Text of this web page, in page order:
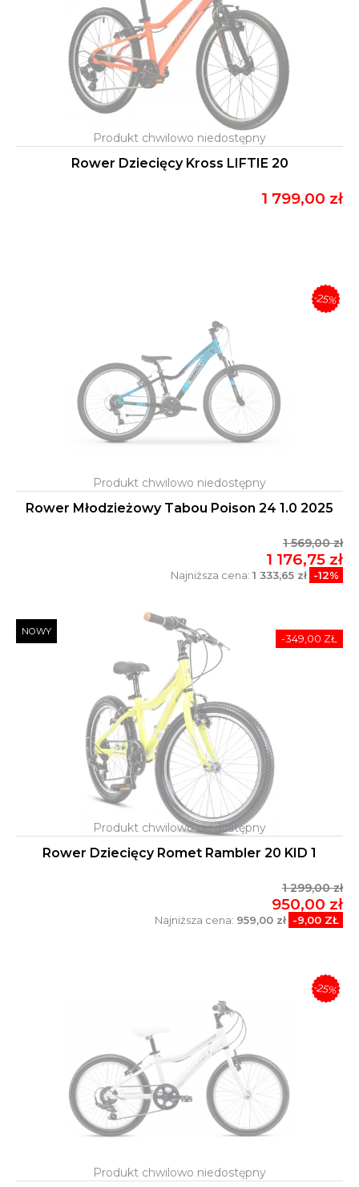
Rower Dziecięcy Kross LIFTIE 20
1 799,00 zł
Rower Młodzieżowy Tabou Poison 24 1.0 2025
1 569,00 zł
1 176,75 zł
Najniższa cena: 1 333,65 zł -12%
-25%
Rower Dziecięcy Romet Rambler 20 KID 1
1 299,00 zł
950,00 zł
Najniższa cena: 959,00 zł -9,00 ZŁ
NOWY
-349,00 ZŁ
-25%